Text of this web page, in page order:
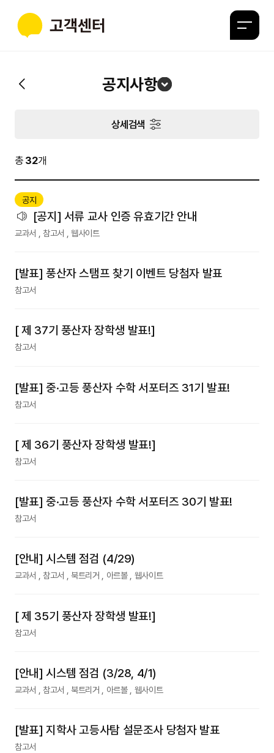
고객센터
공지사항
상세검색
총 32개
공지
[공지] 서류 교사 인증 유효기간 안내
교과서 , 참고서 , 웹사이트
[발표] 풍산자 스탬프 찾기 이벤트 당첨자 발표
참고서
[ 제 37기 풍산자 장학생 발표!]
참고서
[발표] 중·고등 풍산자 수학 서포터즈 31기 발표!
참고서
[ 제 36기 풍산자 장학생 발표!]
참고서
[발표] 중·고등 풍산자 수학 서포터즈 30기 발표!
참고서
[안내] 시스템 점검 (4/29)
교과서 , 참고서 , 북트리거 , 아르볼 , 웹사이트
[ 제 35기 풍산자 장학생 발표!]
참고서
[안내] 시스템 점검 (3/28, 4/1)
교과서 , 참고서 , 북트리거 , 아르볼 , 웹사이트
[발표] 지학사 고등사탐 설문조사 당첨자 발표
참고서